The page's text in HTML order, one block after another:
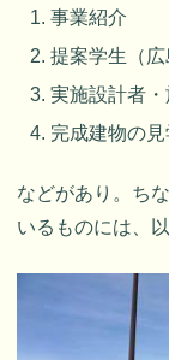
事業紹介
提案学生（
実施設計者
完成建物の見
などがあり。ち
いるものには、